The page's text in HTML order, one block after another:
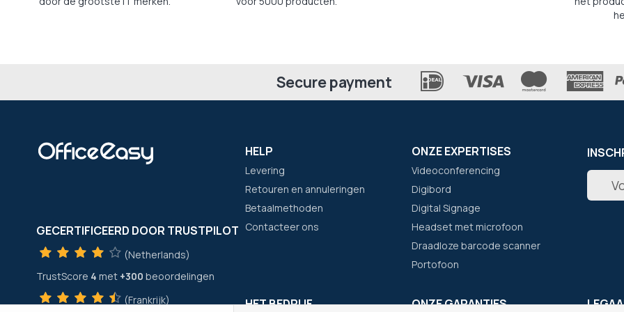
Secure payment
GECERTIFICEERD DOOR TRUSTPILOT
(Netherlands)
TrustScore 4 met +300 beoordelingen
(Frankrijk)
HELP
Levering
Retouren en annuleringen
Betaalmethoden
Contacteer ons
ONZE EXPERTISES
Videoconferencing
Digibord
Digital Signage
Headset met microfoon
Draadloze barcode scanner
Portofoon
HET BEDRIJF
op
ONZE GARANTIES